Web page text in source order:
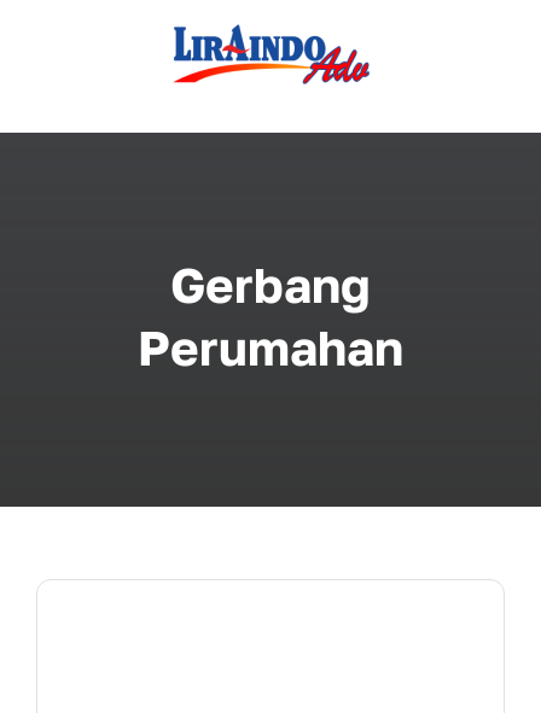
Gerbang
Perumahan